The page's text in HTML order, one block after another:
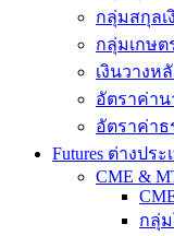
กลุ่มสกุลเ
กลุ่มเกษต
เงินวางห
อัตราค่า
อัตราค่า
Futures ต่างประ
CME &
กลุ่